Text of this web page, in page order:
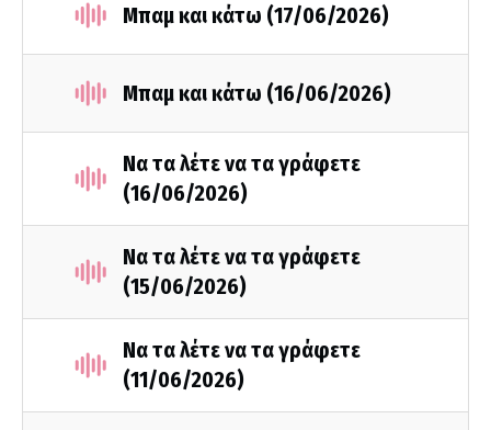
Μπαμ και κάτω (17/06/2026)
Μπαμ και κάτω (16/06/2026)
Να τα λέτε να τα γράφετε
(16/06/2026)
Να τα λέτε να τα γράφετε
(15/06/2026)
Να τα λέτε να τα γράφετε
(11/06/2026)